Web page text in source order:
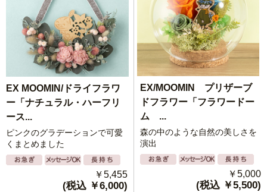
EX MOOMIN/ドライフラワ
ー「ナチュラル・ハーフリ
ース...
ピンクのグラデーションで可愛
くまとめました
￥5,455
(税込 ￥6,000)
EX/MOOMIN プリザーブ
ドフラワー「フラワードー
ム ...
森の中のような自然の美しさを
演出
￥5,000
(税込 ￥5,500)